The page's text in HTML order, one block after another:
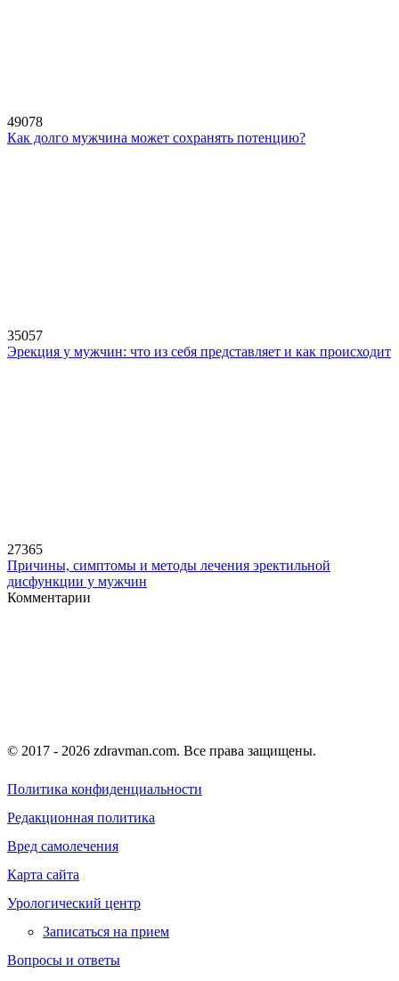
49078
Как долго мужчина может сохранять потенцию?
35057
Эрекция у мужчин: что из себя представляет и как происходит
27365
Причины, симптомы и методы лечения эректильной
дисфункции у мужчин
Комментарии
© 2017 - 2026 zdravman.com. Все права защищены.
Политика конфиденциальности
Редакционная политика
Вред самолечения
Карта сайта
Урологический центр
Записаться на прием
Вопросы и ответы